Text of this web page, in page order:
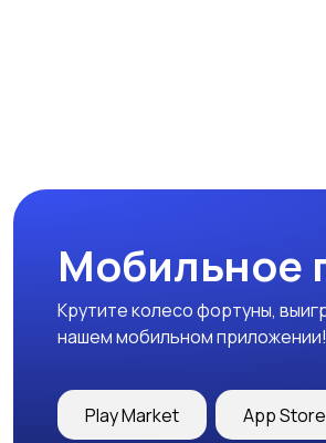
Мобильное
Крутите колесо фортуны,
нашем мобильном приложении!
Play Market App Store